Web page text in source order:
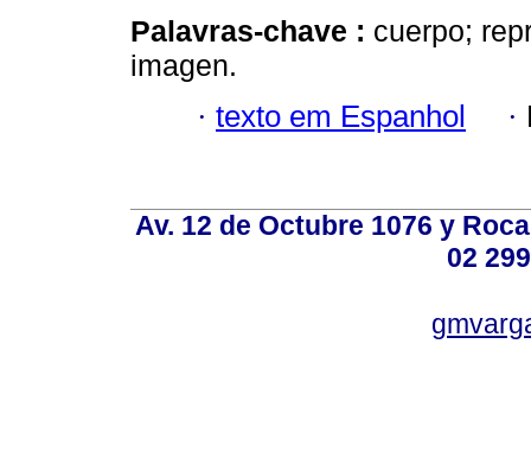
Palavras-chave : cuerpo;
imagen.
· texto em Espanhol ·
Av. 12 de Octubre 1076 y
02